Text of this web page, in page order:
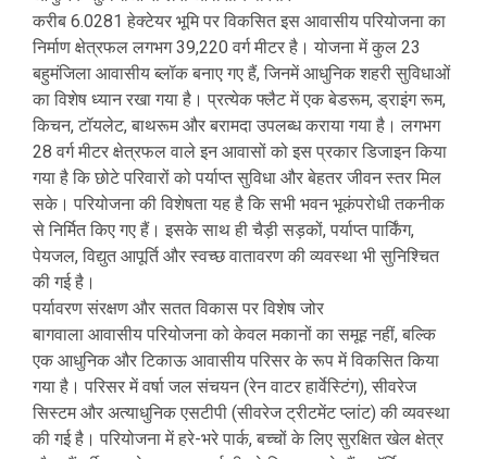
करीब 6.0281 हेक्टेयर भूमि पर विकसित इस आवासीय परियोजना का
निर्माण क्षेत्रफल लगभग 39,220 वर्ग मीटर है। योजना में कुल 23
बहुमंजिला आवासीय ब्लॉक बनाए गए हैं, जिनमें आधुनिक शहरी सुविधाओं
का विशेष ध्यान रखा गया है। प्रत्येक फ्लैट में एक बेडरूम, ड्राइंग रूम,
किचन, टॉयलेट, बाथरूम और बरामदा उपलब्ध कराया गया है। लगभग
28 वर्ग मीटर क्षेत्रफल वाले इन आवासों को इस प्रकार डिजाइन किया
गया है कि छोटे परिवारों को पर्याप्त सुविधा और बेहतर जीवन स्तर मिल
सके। परियोजना की विशेषता यह है कि सभी भवन भूकंपरोधी तकनीक
से निर्मित किए गए हैं। इसके साथ ही चैड़ी सड़कों, पर्याप्त पार्किंग,
पेयजल, विद्युत आपूर्ति और स्वच्छ वातावरण की व्यवस्था भी सुनिश्चित
की गई है।
पर्यावरण संरक्षण और सतत विकास पर विशेष जोर
बागवाला आवासीय परियोजना को केवल मकानों का समूह नहीं, बल्कि
एक आधुनिक और टिकाऊ आवासीय परिसर के रूप में विकसित किया
गया है। परिसर में वर्षा जल संचयन (रेन वाटर हार्वेस्टिंग), सीवरेज
सिस्टम और अत्याधुनिक एसटीपी (सीवरेज ट्रीटमेंट प्लांट) की व्यवस्था
की गई है। परियोजना में हरे-भरे पार्क, बच्चों के लिए सुरक्षित खेल क्षेत्र